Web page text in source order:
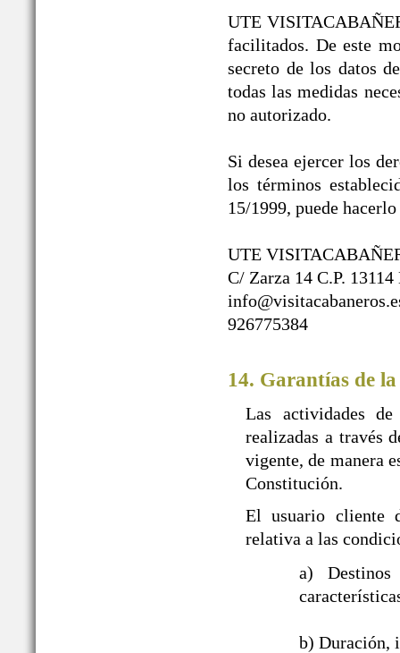
UTE
facilitados. De este
secreto de los datos
todas las medidas
no autorizado.
Si desea ejercer los
los términos
15/1999, puede
UTE
C/ Zarza 14 C.P.
926775384
14. Garantías de
Las actividades
realizadas a través
vigente, de manera
Constitución.
El usuario cliente
relativa a las
a)
b) Duración,